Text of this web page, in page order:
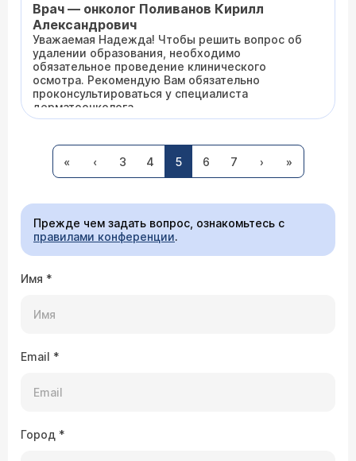
удалять, не вреден ли наркоз
(обезболивающее) для малыша?
Врач — онколог Поливанов Кирилл
Александрович
Уважаемая Надежда! Чтобы решить вопрос об
удалении образования, необходимо
обязательное проведение клинического
осмотра. Рекомендую Вам обязательно
проконсультироваться у специалиста
дерматоонколога.
28.07.2009 Мария, 29 лет, Ярославль
У моей дочки, ей 2 года, низкий гемоглобин -
104, СОЭ - 2, анизоцитоз. До этого сдавали
Александрович
действительно снижается уровень гемоглобина,
но, в первую очередь, значительно изменяется
незрелые клетки - бласты. Чтобы понять
развернутый клинический анализ крови.
Уважаемый Игорь Владимирович! Мне
« ‹ 3 4 5 6 7 › »
Прежде чем задать вопрос, ознакомьтесь с
правилами конференции.
Имя *
Email *
Город *